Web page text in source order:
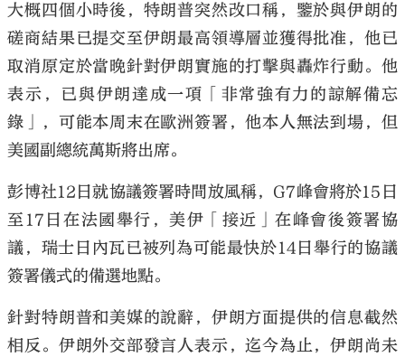
大概四個小時後，特朗普突然改口稱，鑒於與伊朗的
磋商結果已提交至伊朗最高領導層並獲得批准，他已
取消原定於當晚針對伊朗實施的打擊與轟炸行動。他
表示，已與伊朗達成一項「非常強有力的諒解備忘
錄」，可能本周末在歐洲簽署，他本人無法到場，但
美國副總統萬斯將出席。
彭博社12日就協議簽署時間放風稱，G7峰會將於15日
至17日在法國舉行，美伊「接近」在峰會後簽署協
議，瑞士日內瓦已被列為可能最快於14日舉行的協議
簽署儀式的備選地點。
針對特朗普和美媒的說辭，伊朗方面提供的信息截然
相反。伊朗外交部發言人表示，迄今為止，伊朗尚未